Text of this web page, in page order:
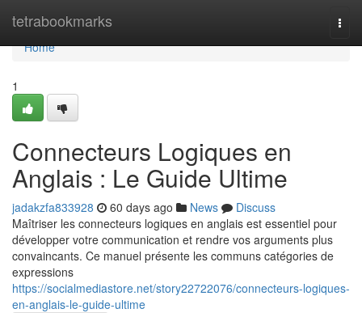
tetrabookmarks
Home
Home
1
Connecteurs Logiques en
Anglais : Le Guide Ultime
jadakzfa833928 60 days ago News
Discuss
Maîtriser les connecteurs logiques en anglais est essentiel pour
développer votre communication et rendre vos arguments plus
convaincants. Ce manuel présente les communs catégories de
expressions
https://socialmediastore.net/story22722076/connecteurs-logiques-
en-anglais-le-guide-ultime